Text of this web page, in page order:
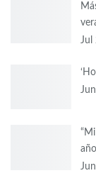
Jul